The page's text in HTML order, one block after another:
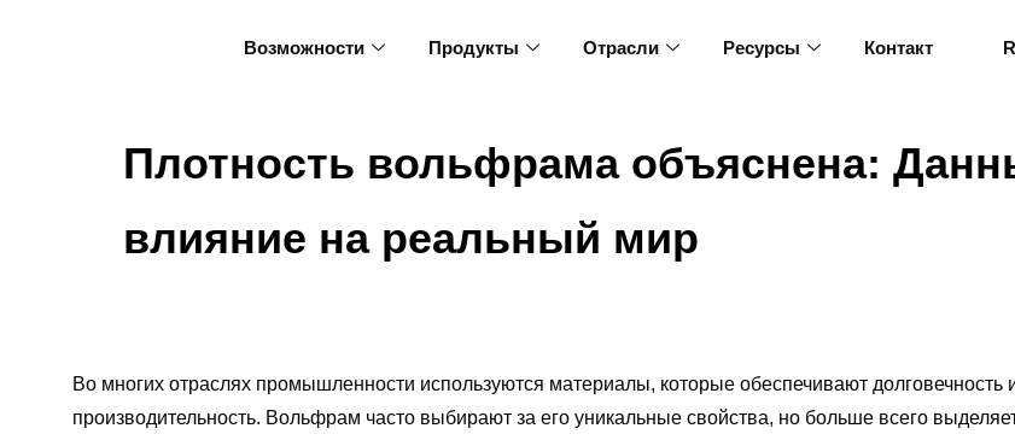
Возможности Продукты Отрасли Ресурсы Контакт
Плотность вольфрама объяснена:
влияние на реальный мир
Во многих отраслях промышленности используются материалы, которые обеспечивают долговечность
производительность. Вольфрам часто выбирают за его уникальные свойства, но больше всего